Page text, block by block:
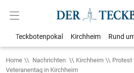
Teckbotenpokal Kirchheim Rund
Home Nachrichten Kirchheim
Protest
Veteranentag in Kirchheim